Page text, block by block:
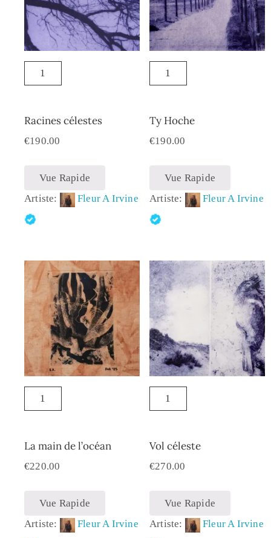
Racines célestes
€190.00
Vue Rapide
Artiste:
Fleur A Irvine
Ty Hoche
€190.00
Vue Rapide
Artiste:
Fleur A Irvine
La main de l’océan
€220.00
Vue Rapide
Artiste:
Fleur A Irvine
Vol céleste
€270.00
Vue Rapide
Artiste:
Fleur A Irvine